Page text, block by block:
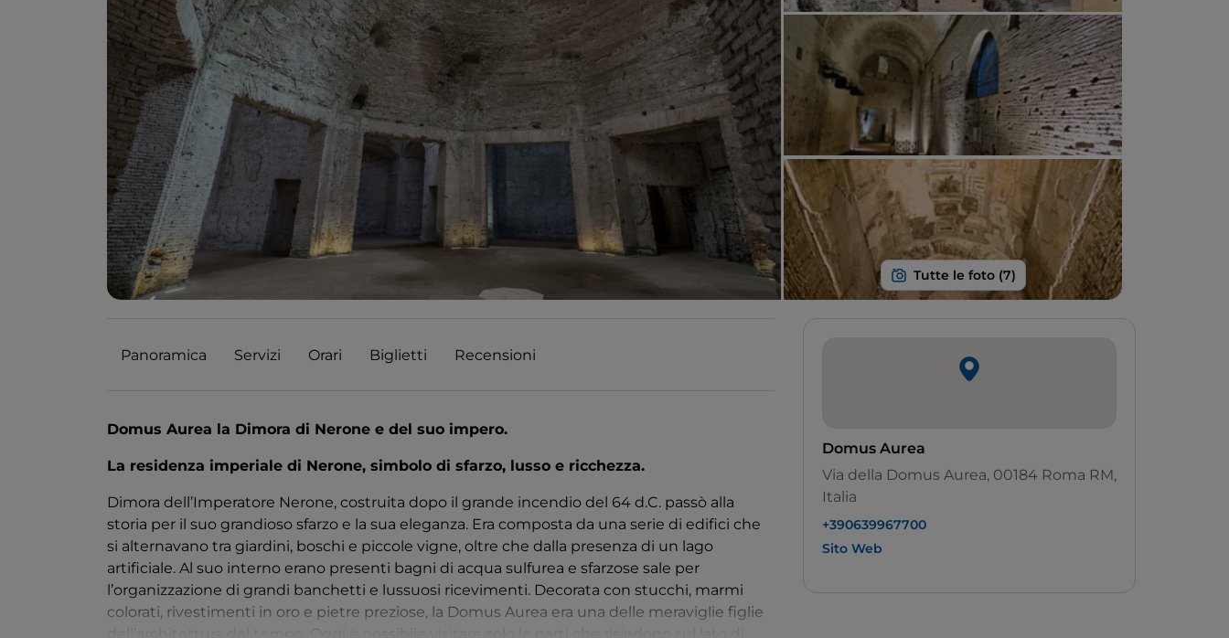
Panoramica Servizi Orari Biglietti Recensioni
Domus Aurea la Dimora di Nerone e del suo impero.
La residenza imperiale di Nerone, simbolo di sfarzo, lusso e ricchezza.
Dimora dell’Imperatore Nerone, costruita dopo il grande incendio del 64 d.C. passò alla
storia per il suo grandioso sfarzo e la sua eleganza. Era composta da una serie di edifici che
si alternavano tra giardini, boschi e piccole vigne, oltre che dalla presenza di un lago
artificiale. Al suo interno erano presenti bagni di acqua sulfurea e sfarzose sale per
l’organizzazione di grandi banchetti e lussuosi ricevimenti. Decorata con stucchi, marmi
colorati, rivestimenti in oro e pietre preziose, la Domus Aurea era una delle meraviglie figlie
Domus Aurea
Via della Domus Aurea, 00184 Roma RM,
Italia
+390639967700
Sito Web